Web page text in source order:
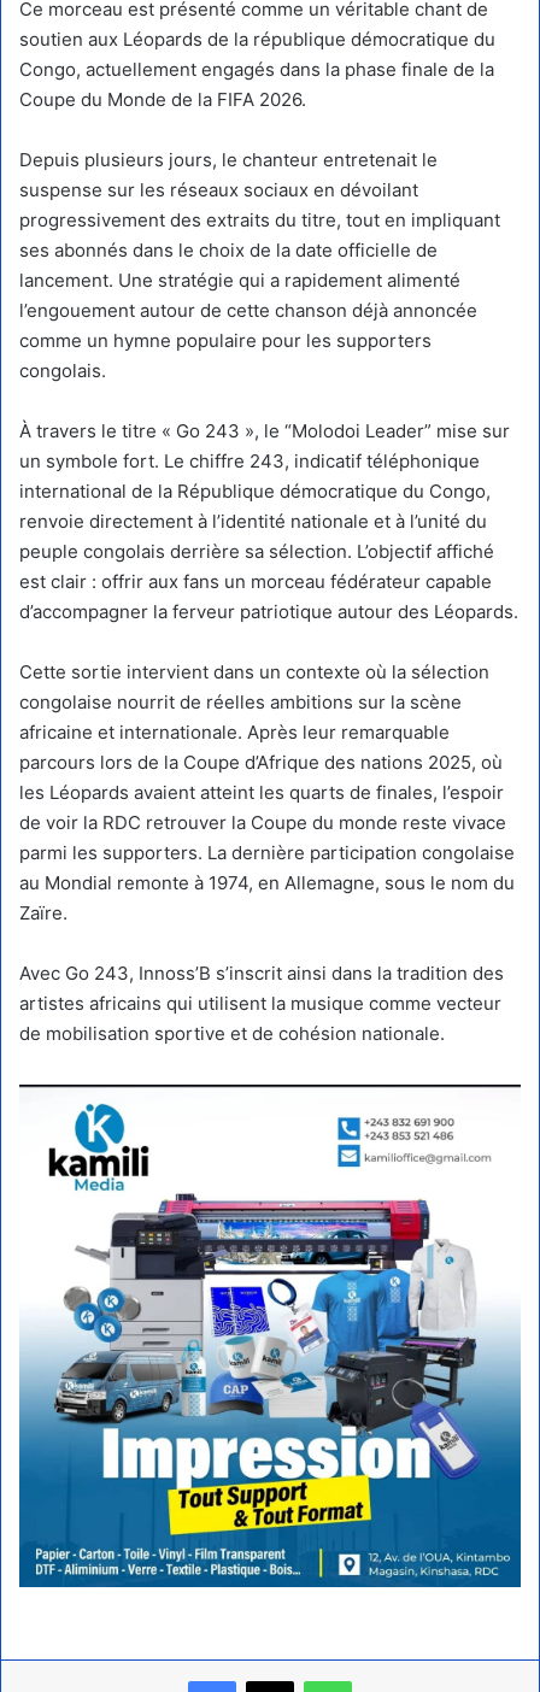
Ce morceau est présenté comme un véritable chant de
soutien aux Léopards de la république démocratique du
Congo, actuellement engagés dans la phase finale de la
Coupe du Monde de la FIFA 2026.
Depuis plusieurs jours, le chanteur entretenait le
suspense sur les réseaux sociaux en dévoilant
progressivement des extraits du titre, tout en impliquant
ses abonnés dans le choix de la date officielle de
lancement. Une stratégie qui a rapidement alimenté
l’engouement autour de cette chanson déjà annoncée
comme un hymne populaire pour les supporters
congolais.
À travers le titre « Go 243 », le “Molodoi Leader” mise sur
un symbole fort. Le chiffre 243, indicatif téléphonique
international de la République démocratique du Congo,
renvoie directement à l’identité nationale et à l’unité du
peuple congolais derrière sa sélection. L’objectif affiché
est clair : offrir aux fans un morceau fédérateur capable
d’accompagner la ferveur patriotique autour des Léopards.
Cette sortie intervient dans un contexte où la sélection
congolaise nourrit de réelles ambitions sur la scène
africaine et internationale. Après leur remarquable
parcours lors de la Coupe d’Afrique des nations 2025, où
les Léopards avaient atteint les quarts de finales, l’espoir
de voir la RDC retrouver la Coupe du monde reste vivace
parmi les supporters. La dernière participation congolaise
au Mondial remonte à 1974, en Allemagne, sous le nom du
Zaïre.
Avec Go 243, Innoss’B s’inscrit ainsi dans la tradition des
artistes africains qui utilisent la musique comme vecteur
de mobilisation sportive et de cohésion nationale.
Facebook
X WhatsApp